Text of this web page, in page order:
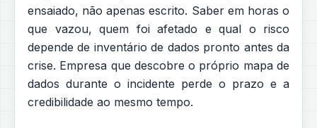
ensaiado, não apenas escrito. Saber em horas o
que vazou, quem foi afetado e qual o risco
depende de inventário de dados pronto antes da
crise. Empresa que descobre o próprio mapa de
dados durante o incidente perde o prazo e a
credibilidade ao mesmo tempo.